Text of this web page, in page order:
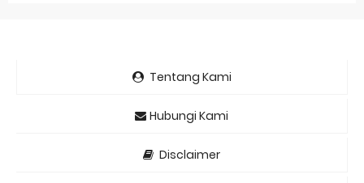
Tentang Kami
Hubungi Kami
Disclaimer